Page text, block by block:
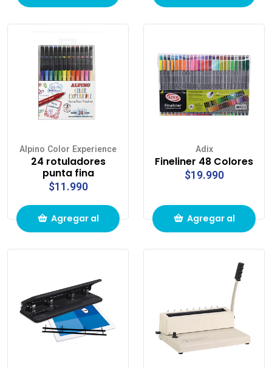
compras
Alpino Color Experience
24 rotuladores
punta fina
$11.990
Agregar al
Adix
Fineliner 48 Colores
$19.990
Agregar al